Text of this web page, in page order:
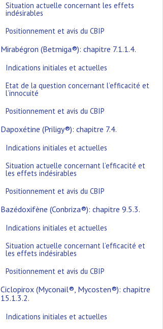
Situation actuelle concernant les effets
indésirables
Positionnement et avis du CBIP
Mirabégron (Betmiga®): chapitre 7.1.1.4.
Indications initiales et actuelles
Etat de la question concernant l’efficacité et
l’innocuité
Positionnement et avis du CBIP
Dapoxétine (Priligy®): chapitre 7.4.
Indications initiales et actuelles
Situation actuelle concernant l’efficacité et
les effets indésirables
Positionnement et avis du CBIP
Bazédoxifène (Conbriza®): chapitre 9.5.3.
Indications initiales et actuelles
Situation actuelle concernant l’efficacité et
les effets indésirables
Positionnement et avis du CBIP
Ciclopirox (Myconail®, Mycosten®): chapitre
15.1.3.2.
Indications initiales et actuelles